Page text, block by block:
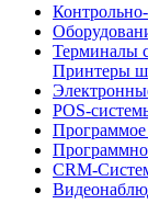
Терминалы
Принтеры
POS-
Программое
CRM-